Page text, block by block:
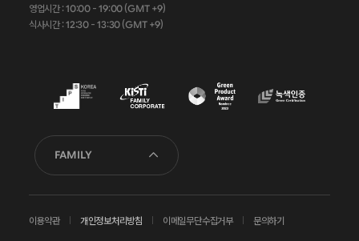
영업시간 : 10:00 - 19:00 (GMT +9)
식사시간 : 12:30 - 13:30 (GMT +9)
FAMILY
이용약관 개인정보처리방침 이메일무단수집거부 문의하기